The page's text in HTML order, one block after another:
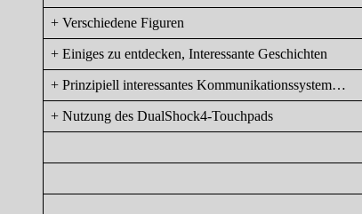
+ Verschiedene Figuren
+ Einiges zu entdecken, Interessante Geschichten
+ Prinzipiell interessantes Kommunikationssystem…
+ Nutzung des DualShock4-Touchpads